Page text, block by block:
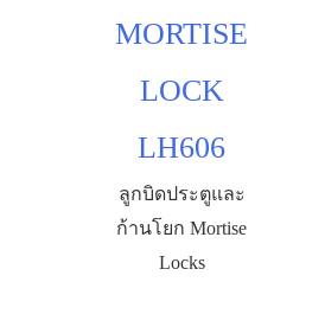
MORTISE
LOCK
LH606
ลูกบิดประตูและ
ก้านโยก Mortise
Locks